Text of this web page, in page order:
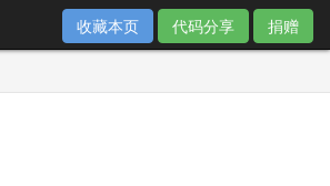
收藏本页 代码分享 捐赠